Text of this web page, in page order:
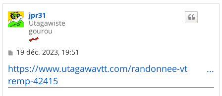
u
jpr31
Utagawiste
gourou
M
s
s
a
g
19 déc. 2023, 19:51
https://www.utagawavtt.com/randonnee-vt ...
remp-42415